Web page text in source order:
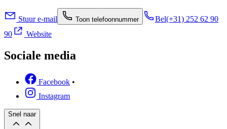
Stuur e-mail Toon telefoonnummer Bel(+31) 252 62 90
90
Website
Sociale media
Facebook •
Instagram
Snel naar